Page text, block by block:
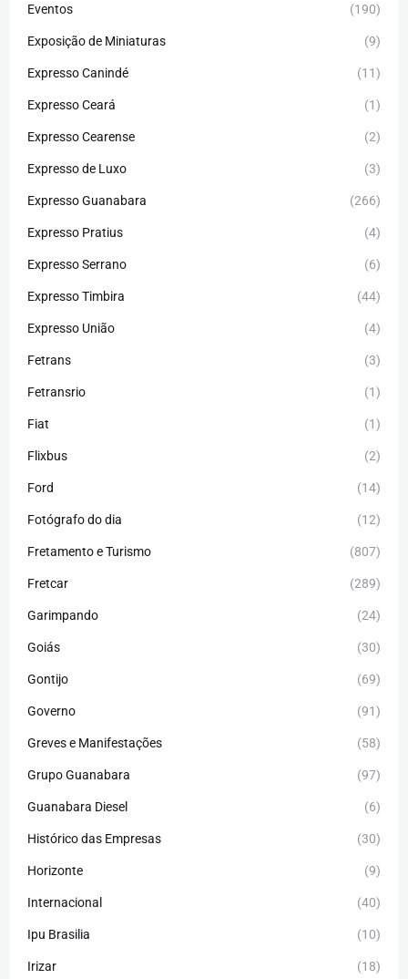
Eventos (190)
Exposição de Miniaturas (9)
Expresso Canindé (11)
Expresso Ceará (1)
Expresso Cearense (2)
Expresso de Luxo (3)
Expresso Guanabara (266)
Expresso Pratius (4)
Expresso Serrano (6)
Expresso Timbira (44)
Expresso União (4)
Fetrans (3)
Fetransrio (1)
Fiat (1)
Flixbus (2)
Ford (14)
Fotógrafo do dia (12)
Fretamento e Turismo (807)
Fretcar (289)
Garimpando (24)
Goiás (30)
Gontijo (69)
Governo (91)
Greves e Manifestações (58)
Grupo Guanabara (97)
Guanabara Diesel (6)
Histórico das Empresas (30)
Horizonte (9)
Internacional (40)
Ipu Brasilia (10)
Irizar (18)